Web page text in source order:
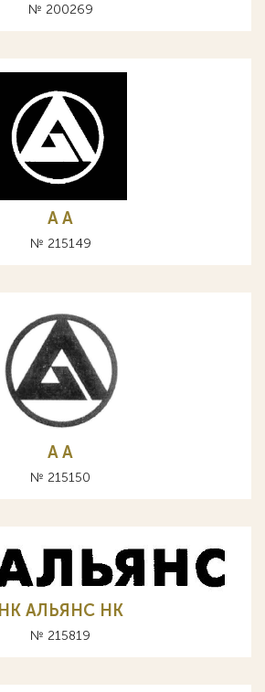
№ 200269
A А
№ 215149
A А
№ 215150
НК АЛЬЯНС HK
№ 215819